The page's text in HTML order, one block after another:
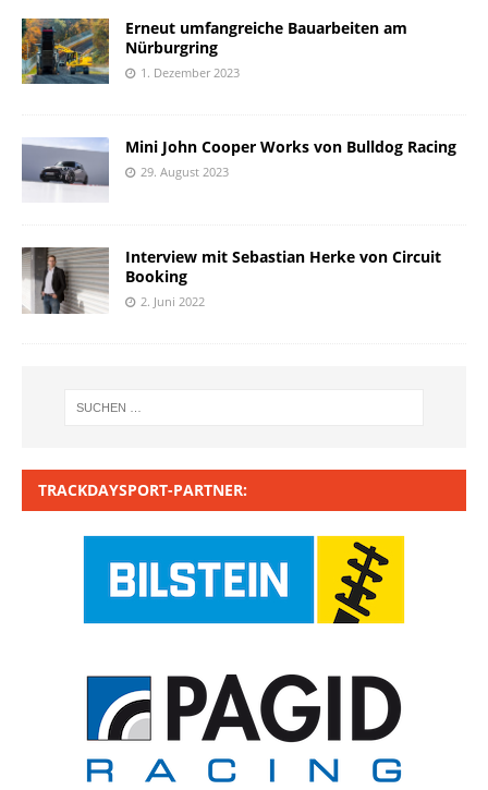
Erneut umfangreiche Bauarbeiten am
Nürburgring
1. Dezember 2023
Mini John Cooper Works von Bulldog Racing
29. August 2023
Interview mit Sebastian Herke von Circuit
Booking
2. Juni 2022
TRACKDAYSPORT-PARTNER: